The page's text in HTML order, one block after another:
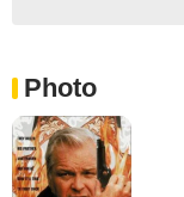
Photo